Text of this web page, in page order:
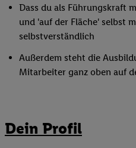
Dass du als Führungskraft
und 'auf der Fläche' selbst
selbstverständlich
Außerdem steht die
Mitarbeiter ganz oben auf
Dein Profil